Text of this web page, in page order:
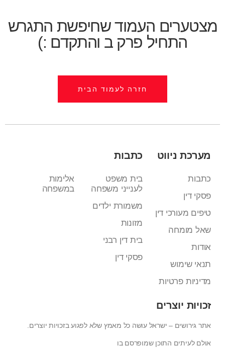
מצטערים העמוד שחיפשת התגרש
התחיל פרק ב והתקדם :)
חזרה לעמוד הבית
מערכת ניווט
כתבות
פסקי דין
טיפים מעורכי דין
שאל מומחה
אודות
תנאי שימוש
מדיניות פרטיות
כתבות
בית משפט
לענייני משפחה
משמורת ילדים
מזונות
בית דין רבני
פסקי דין
אלימות
במשפחה
זכויות יוצרים
אתר גירושים – ישראל עושה כל מאמץ שלא לפגוע בזכויות יוצרים.
אולם לעיתים התוכן שמופרסם בו